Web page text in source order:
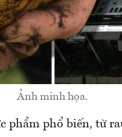
Ảnh minh họa.
phẩm phổ biến, từ